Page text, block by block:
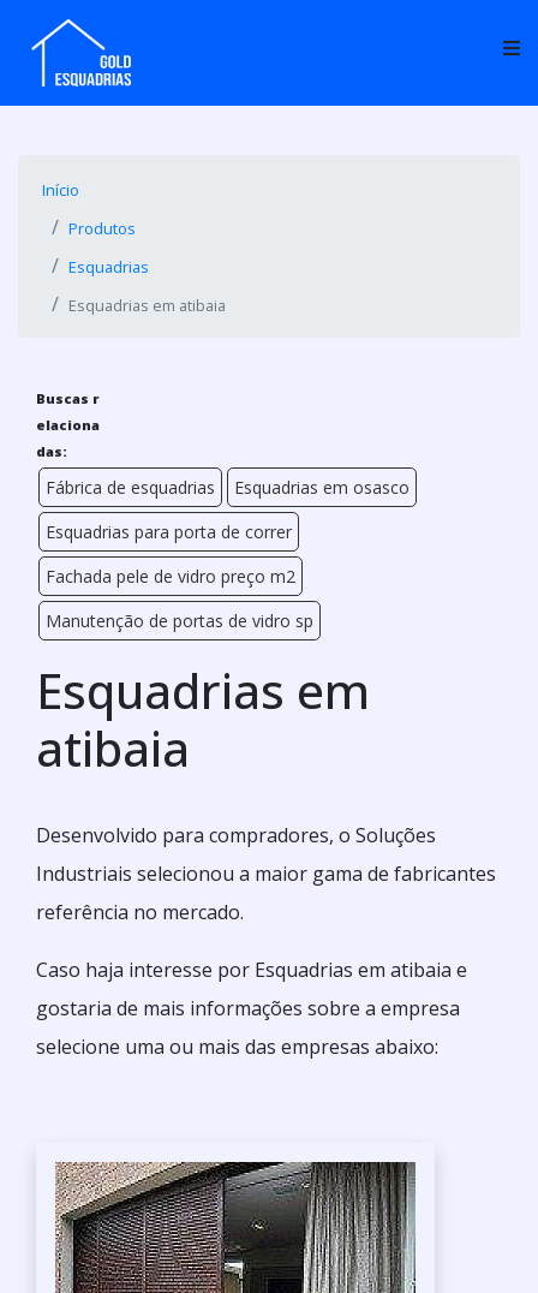
Início
Produtos
Esquadrias
Esquadrias em atibaia
Buscas r
elaciona
das:
Fábrica de esquadrias
Esquadrias em osasco
Esquadrias para porta de correr
Fachada pele de vidro preço m2
Manutenção de portas de vidro sp
Esquadrias em
atibaia
Desenvolvido para compradores, o Soluções
Industriais selecionou a maior gama de fabricantes
referência no mercado.
Caso haja interesse por Esquadrias em atibaia e
gostaria de mais informações sobre a empresa
selecione uma ou mais das empresas abaixo: